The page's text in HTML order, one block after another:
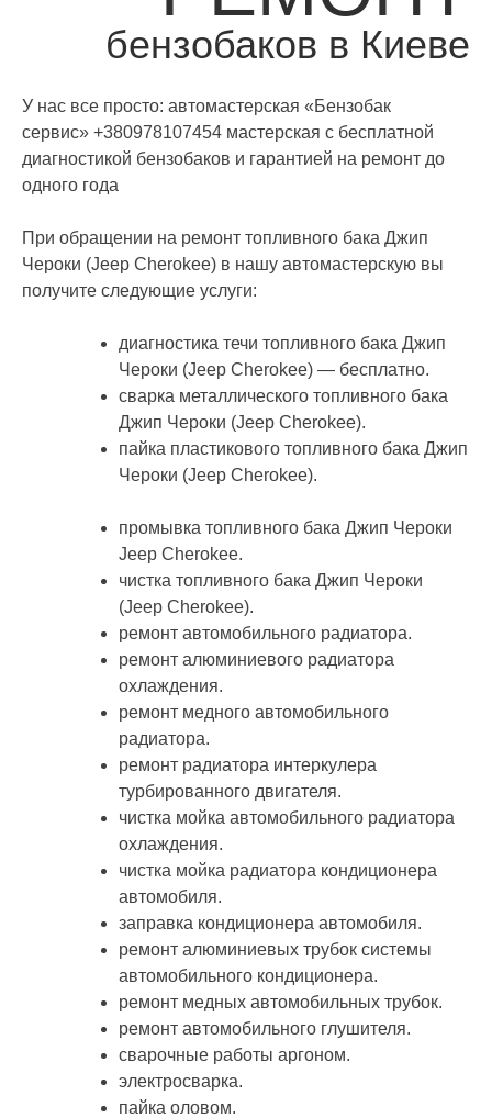
бензобаков в Киеве
У нас все просто: автомастерская «Бензобак
сервис» +380978107454 мастерская с бесплатной
диагностикой бензобаков и гарантией на ремонт до
одного года
При обращении на ремонт топливного бака Джип
Чероки (Jeep Cherokee) в нашу автомастерскую вы
получите следующие услуги:
диагностика течи топливного бака Джип
Чероки (Jeep Cherokee) — бесплатно.
сварка металлического топливного бака
Джип Чероки (Jeep Cherokee).
пайка пластикового топливного бака Джип
Чероки (Jeep Cherokee).
промывка топливного бака Джип Чероки
Jeep Cherokee.
чистка топливного бака Джип Чероки
(Jeep Cherokee).
ремонт автомобильного радиатора.
ремонт алюминиевого радиатора
охлаждения.
ремонт медного автомобильного
радиатора.
ремонт радиатора интеркулера
турбированного двигателя.
чистка мойка автомобильного радиатора
охлаждения.
чистка мойка радиатора кондиционера
автомобиля.
заправка кондиционера автомобиля.
ремонт алюминиевых трубок системы
автомобильного кондиционера.
ремонт медных автомобильных трубок.
ремонт автомобильного глушителя.
сварочные работы аргоном.
электросварка.
пайка оловом.